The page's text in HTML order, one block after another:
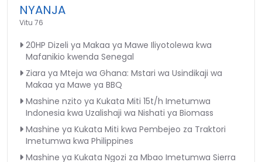
NYANJA
Vitu 76
20HP Dizeli ya Makaa ya Mawe Iliyotolewa kwa
Mafanikio kwenda Senegal
Ziara ya Mteja wa Ghana: Mstari wa Usindikaji wa
Makaa ya Mawe ya BBQ
Mashine nzito ya Kukata Miti 15t/h Imetumwa
Indonesia kwa Uzalishaji wa Nishati ya Biomass
Mashine ya Kukata Miti kwa Pembejeo za Traktori
Imetumwa kwa Philippines
Mashine ya Kukata Ngozi za Mbao Imetumwa Sierra